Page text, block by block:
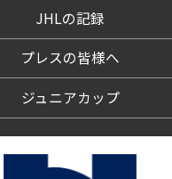
JHLの記録
プレスの皆様へ
ジュニアカップ